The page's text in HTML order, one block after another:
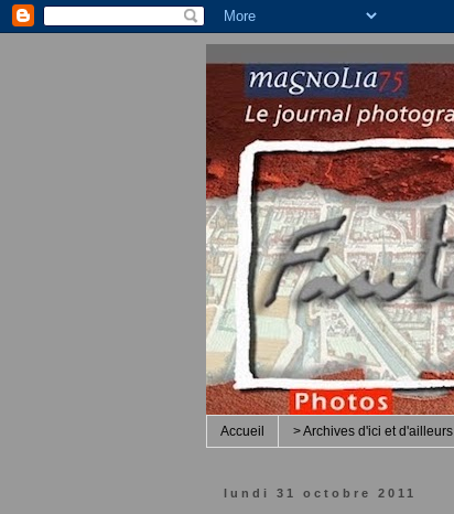
Accueil > Archives d'ici et d'ailleurs
lundi 31 octobre 2011